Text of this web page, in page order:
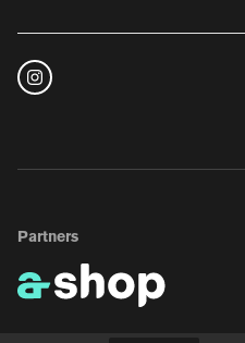
Partners